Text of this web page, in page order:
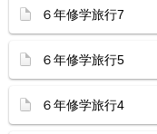
６年修学旅行7
６年修学旅行5
６年修学旅行4